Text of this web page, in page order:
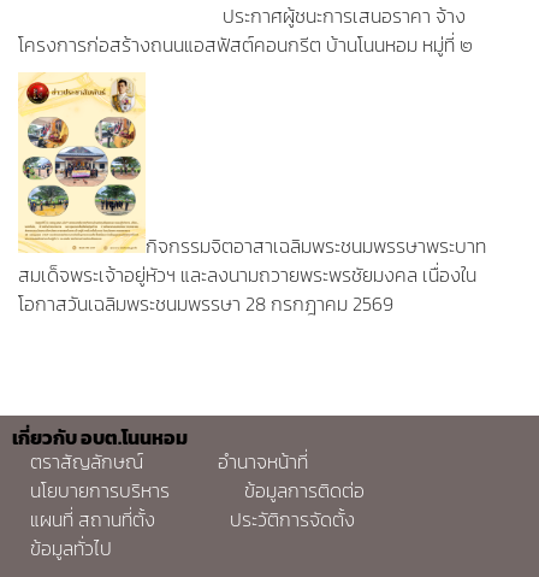
ประกาศผู้ชนะการเสนอราคา จ้าง
โครงการก่อสร้างถนนแอสฟัสต์คอนกรีต บ้านโนนหอม หมู่ที่ ๒
กิจกรรมจิตอาสาเฉลิมพระชนมพรรษาพระบาท
สมเด็จพระเจ้าอยู่หัวฯ และลงนามถวายพระพรชัยมงคล เนื่องใน
โอกาสวันเฉลิมพระชนมพรรษา 28 กรกฎาคม 2569
เกี่ยวกับ อบต.โนนหอม
ตราสัญลักษณ์
อำนาจหน้าที่
นโยบายการบริหาร
ข้อมูลการติดต่อ
แผนที่ สถานที่ตั้ง
ประวัติการจัดตั้ง
ข้อมูลทั่วไป